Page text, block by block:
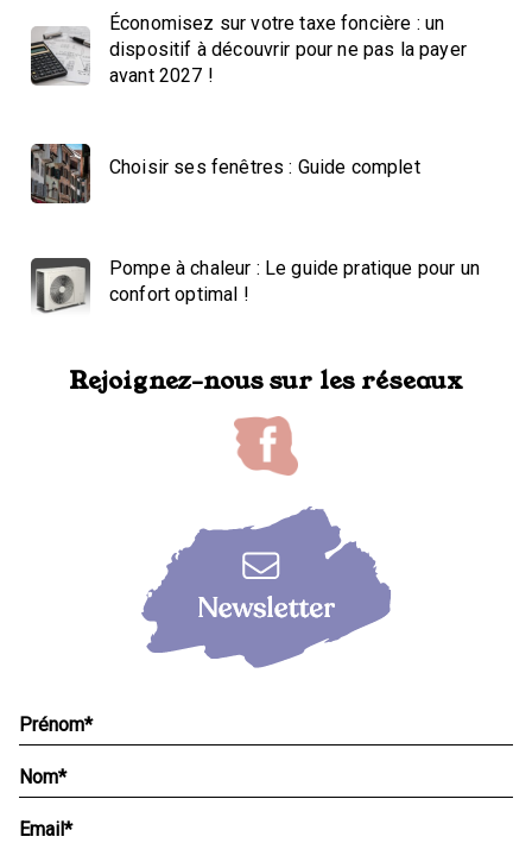
Économisez sur votre taxe foncière : un
dispositif à découvrir pour ne pas la payer
avant 2027 !
Choisir ses fenêtres : Guide complet
Pompe à chaleur : Le guide pratique pour un
confort optimal !
Rejoignez-nous sur les réseaux